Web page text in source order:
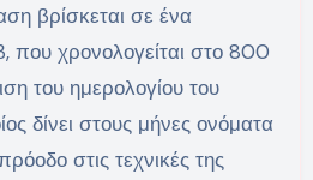
βρίσκεται σε ένα
που χρονολογείται στο 800
του ημερολογίου του
δίνει στους μήνες ονόματα
στις τεχνικές της